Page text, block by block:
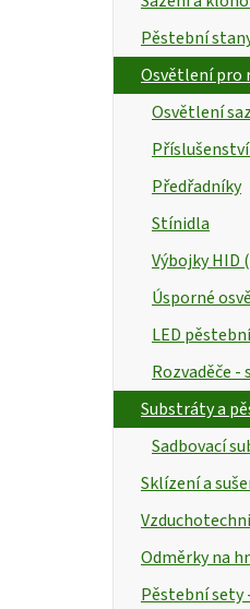
Pěstební
Osvětlení pro
Osvětlení
Předřadníky
Stínidla
Výbojky HID
Úsporné
LED
Rozvaděče -
Substráty a
Sadbovací
Sklízení a
Odměrky na
Pěstební sety